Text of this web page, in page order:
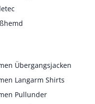
Übergangsjacken
Langarm Shirts
Pullunder